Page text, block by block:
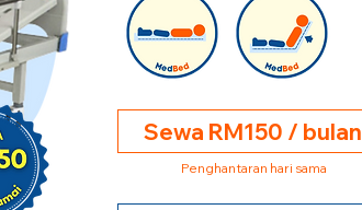
Sewa RM150 / bulan
Penghantaran hari sama